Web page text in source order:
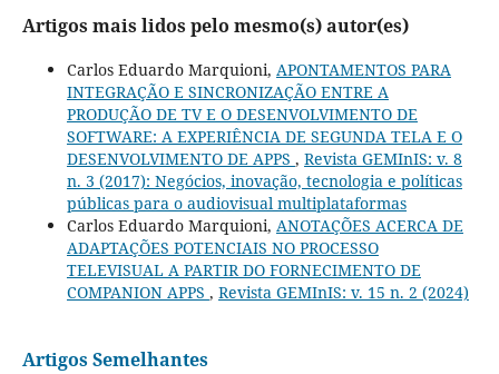
Artigos mais lidos pelo mesmo(s) autor(es)
Carlos Eduardo Marquioni, APONTAMENTOS PARA
INTEGRAÇÃO E SINCRONIZAÇÃO ENTRE A
PRODUÇÃO DE TV E O DESENVOLVIMENTO DE
SOFTWARE: A EXPERIÊNCIA DE SEGUNDA TELA E O
DESENVOLVIMENTO DE APPS , Revista GEMInIS: v. 8
n. 3 (2017): Negócios, inovação, tecnologia e políticas
públicas para o audiovisual multiplataformas
Carlos Eduardo Marquioni, ANOTAÇÕES ACERCA DE
ADAPTAÇÕES POTENCIAIS NO PROCESSO
TELEVISUAL A PARTIR DO FORNECIMENTO DE
COMPANION APPS , Revista GEMInIS: v. 15 n. 2 (2024)
Artigos Semelhantes